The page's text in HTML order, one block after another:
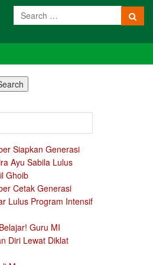
Siapkan Generasi
Ayu Sabila Lulus
Ghoib
Cetak Generasi
Lulus Program Intensif
Guru MI
Diri Lewat Diklat